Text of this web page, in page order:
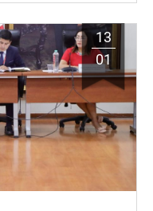
13
01